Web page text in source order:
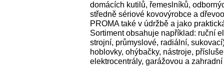
domácích kutilů, řemeslníků,
středně sériové kovovýrobce a
PROMA také v údržbě a jako
Sortiment obsahuje například: ruční
strojní, průmyslové, radiální,
hoblovky, ohýbačky, nástroje,
elektrocentrály, garážovou a